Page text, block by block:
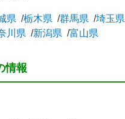
県 栃木県 群馬県 埼玉県
川県 新潟県 富山県
情報